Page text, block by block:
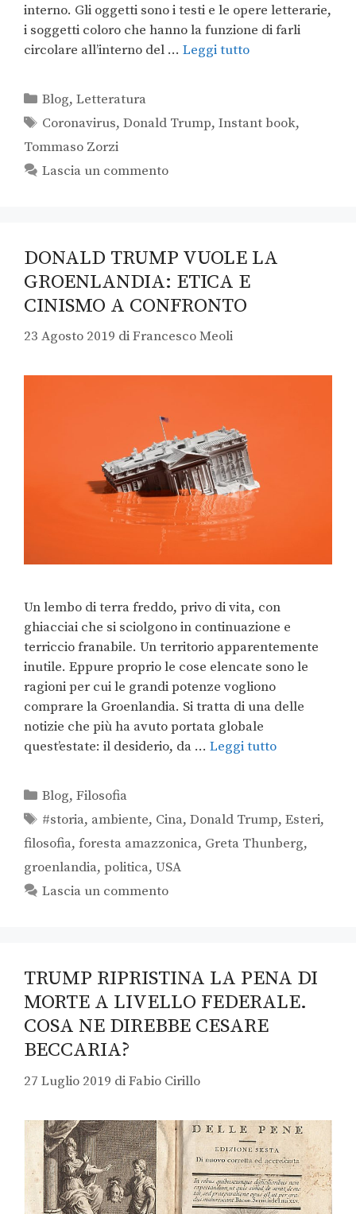
interno. Gli oggetti sono i testi e le opere letterarie,
i soggetti coloro che hanno la funzione di farli
circolare all’interno del … Leggi tutto
Blog,Letteratura
Coronavirus,Donald Trump,Instant book,
Tommaso Zorzi
Lascia un commento
DONALD TRUMP VUOLE LA
GROENLANDIA: ETICA E
CINISMO A CONFRONTO
23 Agosto 2019 diFrancesco Meoli
Un lembo di terra freddo, privo di vita, con
ghiacciai che si sciolgono in continuazione e
terriccio franabile. Un territorio apparentemente
inutile. Eppure proprio le cose elencate sono le
ragioni per cui le grandi potenze vogliono
comprare la Groenlandia. Si tratta di una delle
notizie che più ha avuto portata globale
quest’estate: il desiderio, da … Leggi tutto
Blog,Filosofia
#storia, ambiente, Cina,Donald Trump,Esteri,
filosofia, foresta amazzonica, Greta Thunberg,
groenlandia, politica, USA
Lascia un commento
TRUMP RIPRISTINA LA PENA DI
MORTE A LIVELLO FEDERALE.
COSA NE DIREBBE CESARE
BECCARIA?
27 Luglio 2019 diFabio Cirillo